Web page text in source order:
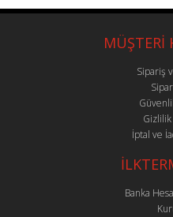
MÜŞTERİ
Sipariş
İptal ve
Banka